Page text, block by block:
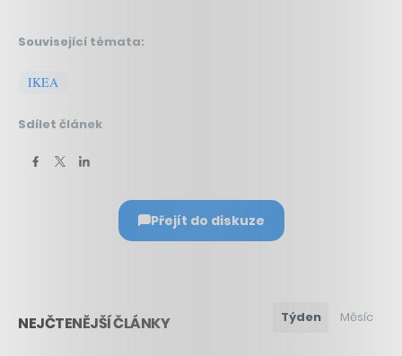
Související témata:
IKEA
Sdílet článek
Přejít do diskuze
NEJČTENĚJŠÍ ČLÁNKY Týden Měsíc